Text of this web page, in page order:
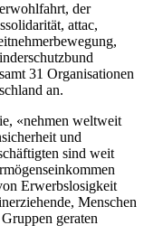
der
attac,
31 Organisationen
an.
«nehmen weltweit
und
sind weit
Erwerbslosigkeit
Menschen
geraten